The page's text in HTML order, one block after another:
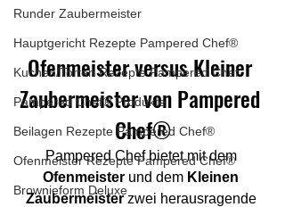
Runder Zaubermeister
Hauptgericht Rezepte Pampered Chef®
Kuchen/Torten Rezepte Pampered Chef
Pampered Chef® Produkte
Beilagen Rezepte Pampered Chef®
Ofenmeister Rezepte Pampered Chef®
Brownieform Deluxe
Ofenmeister versus Kleiner
Zaubermeister von Pampered
Chef®
Pampered Chef bietet mit dem
Ofenmeister und dem Kleinen
Zaubermeister zwei herausragende